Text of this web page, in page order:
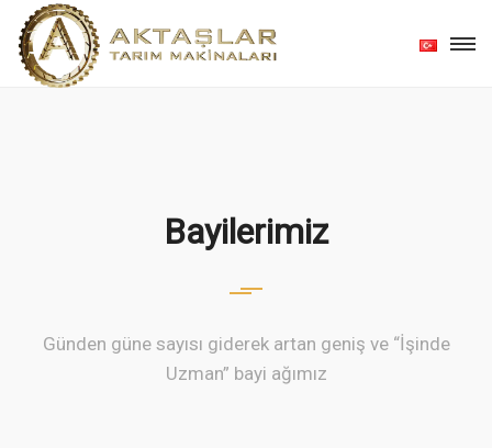
Bayilerimiz
Günden güne sayısı giderek artan geniş ve “İşinde
Uzman” bayi ağımız